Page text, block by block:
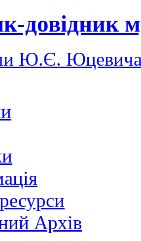
довідник
Ю.Є.
Архів